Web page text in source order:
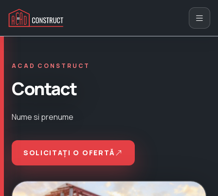
ACAD CONSTRUCT
Contact
Nume si prenume
SOLICITAȚI O OFERTĂ